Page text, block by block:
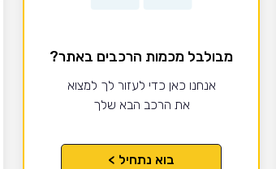
מבולבל מכמות הרכבים באתר?
אנחנו כאן כדי לעזור לך למצוא
את הרכב הבא שלך
בוא נתחיל >